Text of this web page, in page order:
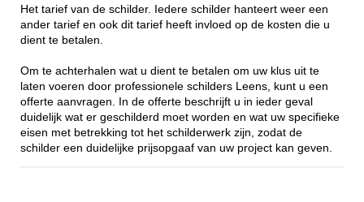
Het tarief van de schilder. Iedere schilder hanteert weer een
ander tarief en ook dit tarief heeft invloed op de kosten die u
dient te betalen.
Om te achterhalen wat u dient te betalen om uw klus uit te
laten voeren door professionele schilders Leens, kunt u een
offerte aanvragen. In de offerte beschrijft u in ieder geval
duidelijk wat er geschilderd moet worden en wat uw specifieke
eisen met betrekking tot het schilderwerk zijn, zodat de
schilder een duidelijke prijsopgaaf van uw project kan geven.